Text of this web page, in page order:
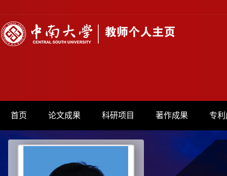
首页 论文成果 科研项目 著作成果 专